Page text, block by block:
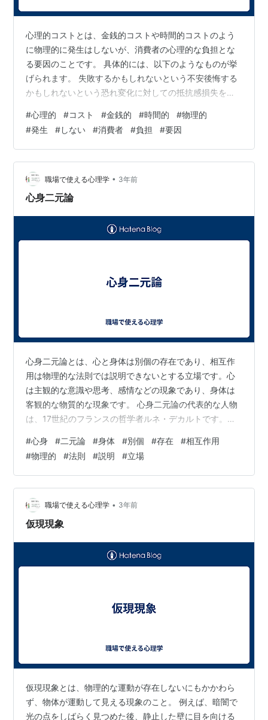
心理的コストとは、金銭的コストや時間的コストのよう
に物理的に発生はしないが、消費者の心理的な負担とな
る要因のことです。 具体的には、以下のようなものが挙
げられます。 失敗するかもしれないという不安後悔する
かもしれないという恐れ変化に対しての抵抗感損失を避
い商品を購入する際には、失敗するかもしれないという
不安や、後悔するかもしれないという恐れから、心理的
コストを感じてしまうことがあります。また、携帯電話
会社を乗り換える際には、変化に対しての抵抗感や、損
失を避けたい気持ちから、心理的コストを感じてしまう
ことがあります。 心理的コストは、消費者の行動…
#心理的 #コスト #金銭的 #時間的 #物理的
#発生 #しない #消費者 #負担 #要因
職場で使える心理学 • 3年前
心身二元論
心身二元論とは、心と身体は別個の存在であり、相互作
用は物理的な法則では説明できないとする立場です。心
は主観的な意識や思考、感情などの現象であり、身体は
客観的な物質的な現象です。 心身二元論の代表的な人物
は、17世紀のフランスの哲学者ルネ・デカルトです。デ
依存せずに存在できると主張しました。デカルトの心身
二元論は、宗教的・哲学的な観点から支持されてきまし
たが、科学的な観点から見ると矛盾があると批判されて
きました。 心身二元論の批判としては、以下のようなも
のがあります。 心と身体は相互作用しているが、物理的
な法則ではその相互作用を説明できない。心は…
#心身 #二元論 #身体 #別個 #存在 #相互作用
#物理的 #法則 #説明 #立場
職場で使える心理学 • 3年前
仮現現象
仮現現象とは、物理的な運動が存在しないにもかかわら
ず、物体が運動して見える現象のこと。 例えば、暗闇で
光の点をしばらく見つめた後、静止した壁に目を向ける